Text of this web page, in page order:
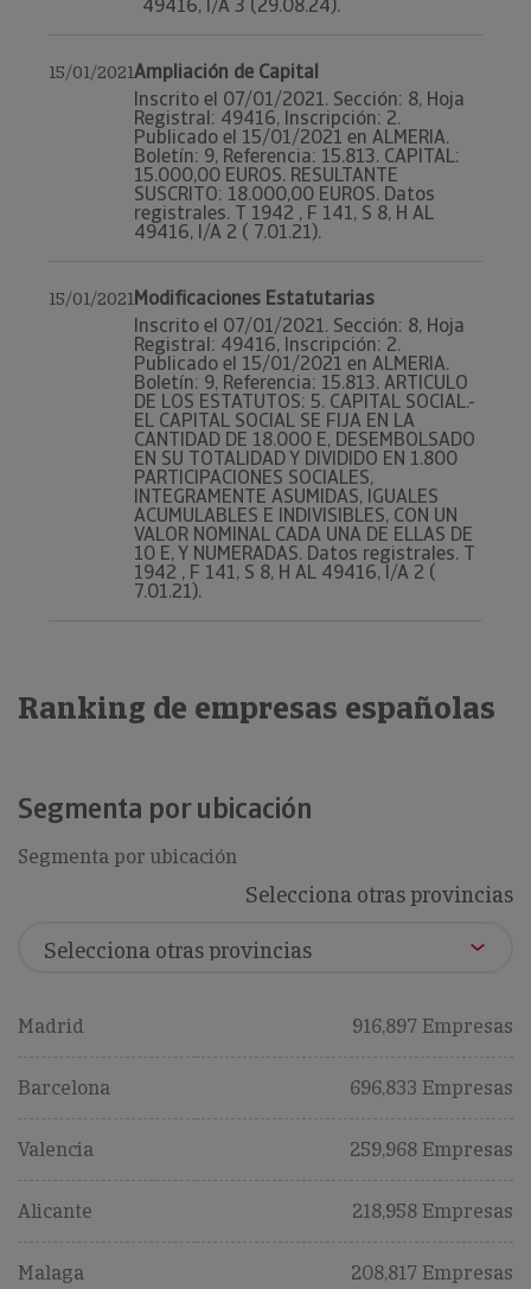
49416, I/A 3 (29.08.24).
15/01/2021Ampliación de Capital
Inscrito el 07/01/2021. Sección: 8, Hoja
Registral: 49416, Inscripción: 2.
Publicado el 15/01/2021 en ALMERIA.
Boletín: 9, Referencia: 15.813. CAPITAL:
15.000,00 EUROS. RESULTANTE
SUSCRITO: 18.000,00 EUROS. Datos
registrales. T 1942 , F 141, S 8, H AL
49416, I/A 2 ( 7.01.21).
15/01/2021Modificaciones Estatutarias
Inscrito el 07/01/2021. Sección: 8, Hoja
Registral: 49416, Inscripción: 2.
Publicado el 15/01/2021 en ALMERIA.
Boletín: 9, Referencia: 15.813. ARTICULO
DE LOS ESTATUTOS: 5. CAPITAL SOCIAL.-
EL CAPITAL SOCIAL SE FIJA EN LA
CANTIDAD DE 18.000 E, DESEMBOLSADO
EN SU TOTALIDAD Y DIVIDIDO EN 1.800
PARTICIPACIONES SOCIALES,
INTEGRAMENTE ASUMIDAS, IGUALES
ACUMULABLES E INDIVISIBLES, CON UN
VALOR NOMINAL CADA UNA DE ELLAS DE
10 E, Y NUMERADAS. Datos registrales. T
1942 , F 141, S 8, H AL 49416, I/A 2 (
7.01.21).
Ranking de empresas españolas
Segmenta por ubicación
Segmenta por ubicación
Selecciona otras provincias
Madrid 916,897 Empresas
Barcelona 696,833 Empresas
Valencia 259,968 Empresas
Alicante 218,958 Empresas
Malaga 208,817 Empresas